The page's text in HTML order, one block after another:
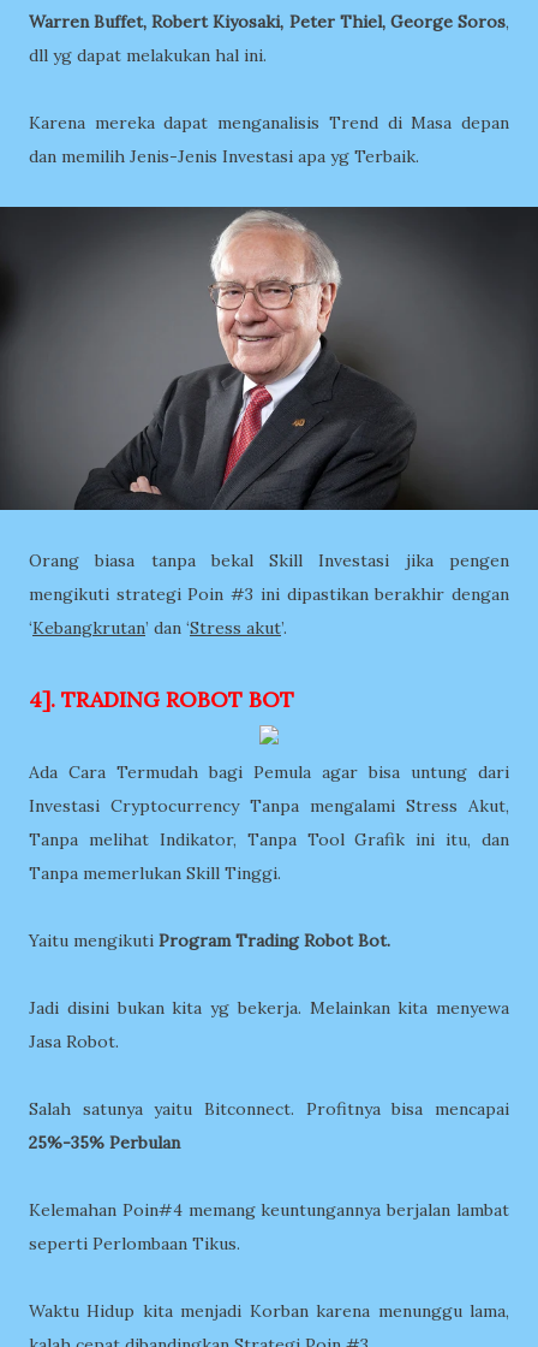
Warren Buffet, Robert Kiyosaki, Peter Thiel, George Soros,
dll yg dapat melakukan hal ini.
Karena mereka dapat menganalisis Trend di Masa depan
dan memilih Jenis-Jenis Investasi apa yg Terbaik.
Orang biasa tanpa bekal Skill Investasi jika pengen
mengikuti strategi Poin #3 ini dipastikan berakhir dengan
‘Kebangkrutan’ dan ‘Stress akut’.
4]. TRADING ROBOT BOT
Ada Cara Termudah bagi Pemula agar bisa untung dari
Investasi Cryptocurrency Tanpa mengalami Stress Akut,
Tanpa melihat Indikator, Tanpa Tool Grafik ini itu, dan
Tanpa memerlukan Skill Tinggi.
Yaitu mengikuti Program Trading Robot Bot.
Jadi disini bukan kita yg bekerja. Melainkan kita menyewa
Jasa Robot.
Salah satunya yaitu Bitconnect. Profitnya bisa mencapai
25%-35% Perbulan
Kelemahan Poin#4 memang keuntungannya berjalan lambat
seperti Perlombaan Tikus.
Waktu Hidup kita menjadi Korban karena menunggu lama,